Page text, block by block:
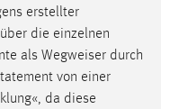
erstellter
die einzelnen
als Wegweiser durch
von einer
da diese